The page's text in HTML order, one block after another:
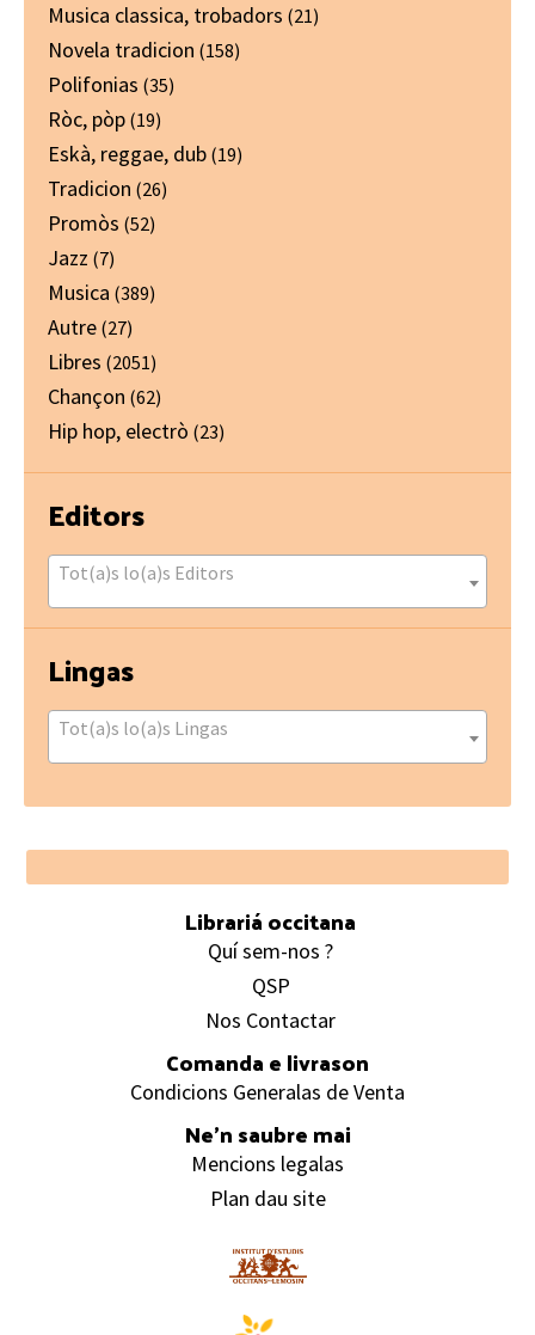
Musica classica, trobadors (21)
Novela tradicion (158)
Polifonias (35)
Ròc, pòp (19)
Eskà, reggae, dub (19)
Tradicion (26)
Promòs (52)
Jazz (7)
Musica (389)
Autre (27)
Libres (2051)
Chançon (62)
Hip hop, electrò (23)
Editors
Tot(a)s lo(a)s Editors
Lingas
Tot(a)s lo(a)s Lingas
Footer
Librariá occitana
Quí sem-nos ?
QSP
Nos Contactar
Comanda e livrason
Condicions Generalas de Venta
Ne’n saubre mai
Mencions legalas
Plan dau site